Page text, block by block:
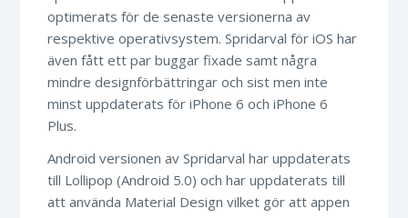
optimerats för de senaste versionerna av
respektive operativsystem. Spridarval för iOS har
även fått ett par buggar fixade samt några
mindre designförbättringar och sist men inte
minst uppdaterats för iPhone 6 och iPhone 6
Plus.
Android versionen av Spridarval har uppdaterats
till Lollipop (Android 5.0) och har uppdaterats till
att använda Material Design vilket gör att appen